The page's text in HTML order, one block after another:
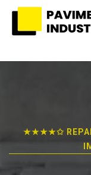
★★★★✩